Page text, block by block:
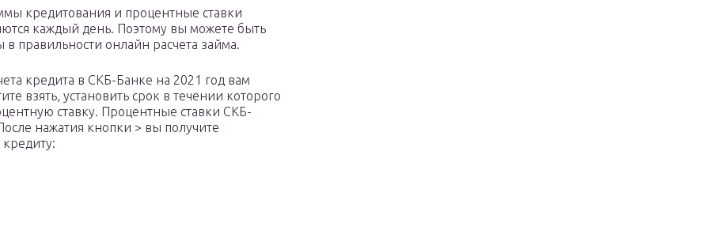
кредитования и процентные ставки
каждый день. Поэтому вы можете быть
в правильности онлайн расчета займа.
кредита в СКБ-Банке на 2021 год вам
взять, установить срок в течении которого
ставку. Процентные ставки СКБ-
нажатия кнопки > вы получите